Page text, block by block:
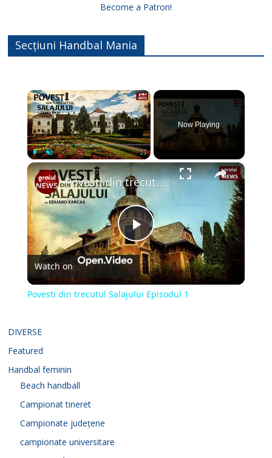
Become a Patron!
Secțiuni Handbal Mania
×
Play Unmute Fullscreen
Now Playing
×
P
l
Povesti din trecutul Salajului Episodul 1
Watch on
Povesti din trecutul Salajului Episodul 1
DIVERSE
Featured
Handbal feminin
Beach handball
Campionat tineret
Campionate județene
campionate universitare